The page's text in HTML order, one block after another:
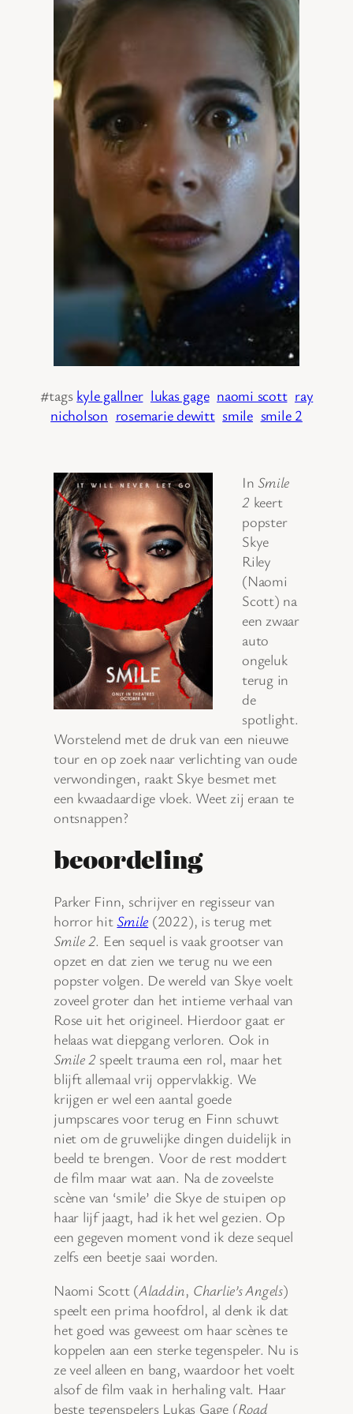
#tags kyle gallner lukas gage naomi scott ray
nicholson rosemarie dewitt smile smile 2
InSmile
2 keert
popster
Skye
Riley
(Naomi
Scott) na
een zwaar
auto
ongeluk
terug in
de
spotlight.
Worstelend met de druk van een nieuwe
tour en op zoek naar verlichting van oude
verwondingen, raakt Skye besmet met
een kwaadaardige vloek. Weet zij eraan te
ontsnappen?
beoordeling
Parker Finn, schrijver en regisseur van
horror hitSmile (2022), is terug met
Smile 2. Een sequel is vaak grootser van
opzet en dat zien we terug nu we een
popster volgen. De wereld van Skye voelt
zoveel groter dan het intieme verhaal van
Rose uit het origineel. Hierdoor gaat er
helaas wat diepgang verloren. Ook in
Smile 2 speelt trauma een rol, maar het
blijft allemaal vrij oppervlakkig. We
krijgen er wel een aantal goede
jumpscares voor terug en Finn schuwt
niet om de gruwelijke dingen duidelijk in
beeld te brengen. Voor de rest moddert
de film maar wat aan. Na de zoveelste
scène van ‘smile’ die Skye de stuipen op
haar lijf jaagt, had ik het wel gezien. Op
een gegeven moment vond ik deze sequel
zelfs een beetje saai worden.
Naomi Scott (Aladdin, Charlie’s Angels)
speelt een prima hoofdrol, al denk ik dat
het goed was geweest om haar scènes te
koppelen aan een sterke tegenspeler. Nu is
ze veel alleen en bang, waardoor het voelt
alsof de film vaak in herhaling valt. Haar
beste tegenspelers Lukas Gage (Road